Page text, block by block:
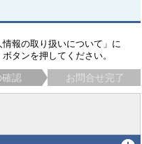
報の取り扱いについて」に
タンを押してください。
確認 お問合せ完了